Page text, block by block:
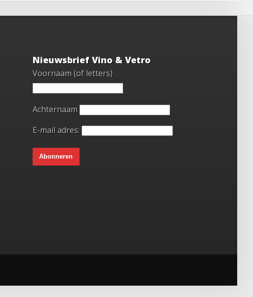
Nieuwsbrief Vino & Vetro
Voornaam (of letters)
Achternaam
E-mail adres: